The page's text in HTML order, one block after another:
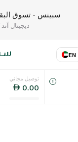
سبينس - تسوق
ديجيتال
EN
اللغةتوصيل مجاني
0.00